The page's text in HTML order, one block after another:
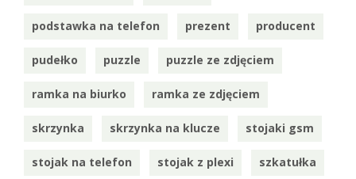
podstawka na telefon prezent producent
pudełko puzzle puzzle ze zdjęciem
ramka na biurko ramka ze zdjęciem
skrzynka skrzynka na klucze stojaki gsm
stojak na telefon stojak z plexi szkatułka